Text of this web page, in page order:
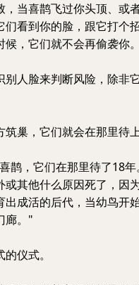
，当喜鹊飞过你头顶、或
们看到你的脸，跟它打个
候，它们就不会再偷袭你
人脸来判断风险，除非
巢，它们就会在那里待上
鹊，它们在那里待了18
或其他什么原因死了，因
出成活的后代，当幼鸟开
廊。"
仪式。